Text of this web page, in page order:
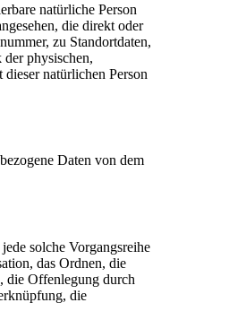
natürliche Person
die direkt oder
zu Standortdaten,
physischen,
natürlichen Person
Daten von dem
solche Vorgangsreihe
das Ordnen, die
die Offenlegung durch
die